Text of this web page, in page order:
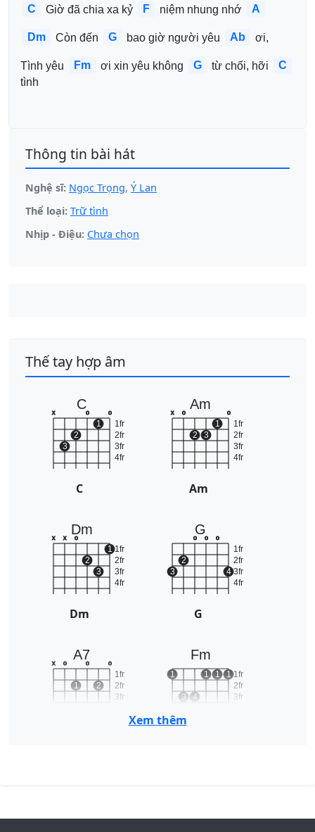
C Giờ đã chia xa kỷ F niệm nhung nhớ A
Dm Còn đến G bao giờ người yêu Ab ơi,
Tình yêu Fm ơi xin yêu không G từ chối, hỡi
C
tình
Thông tin bài hát
Nghệ sĩ: Ngọc Trọng, Ý Lan
Thể loại: Trữ tình
Nhịp - Điệu: Chưa chọn
Thế tay hợp âm
C
1fr
2fr
3fr
4fr
x
3
2
o
1
o
C
Am
1fr
2fr
3fr
4fr
x o
2 3
1
o
Am
Dm
1fr
2fr
3fr
4fr
x x o
2
3
1
Dm
G
1fr
2fr
3fr
4fr
3
2
o o o
4
G
A7
1fr
2fr
3fr
x o
1
o
2
o
Fm
1fr
2fr
3fr
1
3 4
1 1 1
Xem thêm